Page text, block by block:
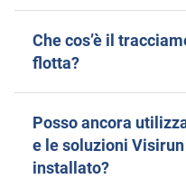
Che cos’è il
flotta?
Posso ancora
e le soluzioni
installato?